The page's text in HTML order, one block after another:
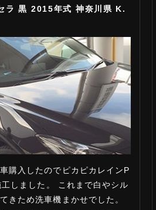
ラ 黒 2015年式 神奈川県 K.
購入したのでピカピカレインP
しました。 これまで白やシル
きため洗車機まかせでした。